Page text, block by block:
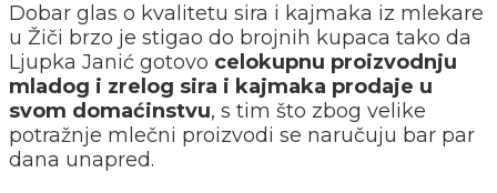
Dobar glas o kvalitetu sira i kajmaka iz mlekare
u Žiči brzo je stigao do brojnih kupaca tako da
Ljupka Janić gotovo celokupnu proizvodnju
mladog i zrelog sira i kajmaka prodaje u
svom domaćinstvu, s tim što zbog velike
potražnje mlečni proizvodi se naručuju bar par
dana unapred.